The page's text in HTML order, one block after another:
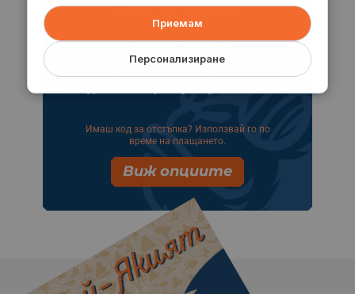
Плати с ваучер
Имаш универсален ваучер
иливаучер за друго преживяване?
Имаш код за отстъпка? Използвай го по
време на плащането.
Виж опциите
Персонализиране
Приемам